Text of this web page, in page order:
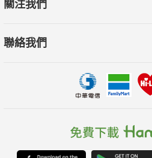
關注我們
聯絡我們